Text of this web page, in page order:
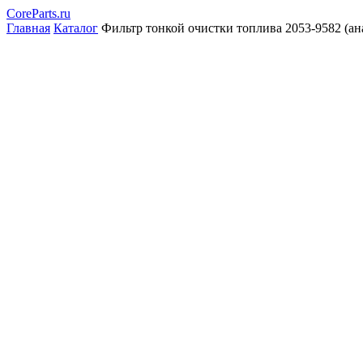
CoreParts.ru
Главная Каталог Фильтр тонкой очистки топлива 2053-9582